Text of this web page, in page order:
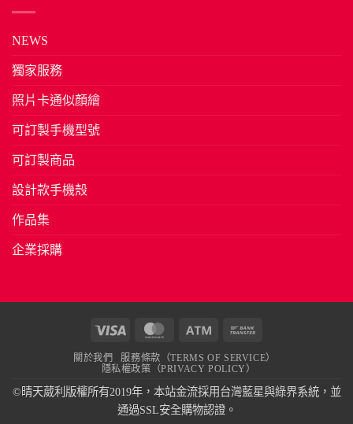
NEWS
獨家服務
照片卡通似顏繪
可訂製手機型號
可訂製商品
設計款手機殼
作品集
企業採購
MasterCard Atm
關於我們
服務條款（TERMS OF SERVICE）
隱私權政策（PRIVACY POLICY）
©晴天葳利版權所有2019年，本站金流採用台灣藍星與綠界系統，並
通過SSL安全購物認證。